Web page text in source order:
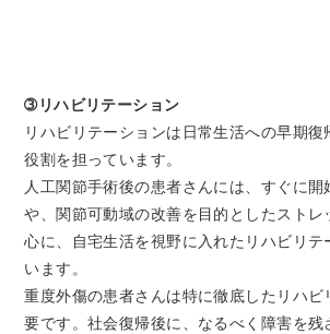
➂リハビリテーション
リハビリテーションは日常生活への早期復
役割を担っています。
人工関節手術後の患者さんには、すぐに開
や、関節可動域の改善を目的としたストレ
心に、自宅生活を視野に入れたリハビリテ
います。
重度外傷の患者さんは特に徹底したリハビ
要です。社会復帰後に、なるべく障害を残